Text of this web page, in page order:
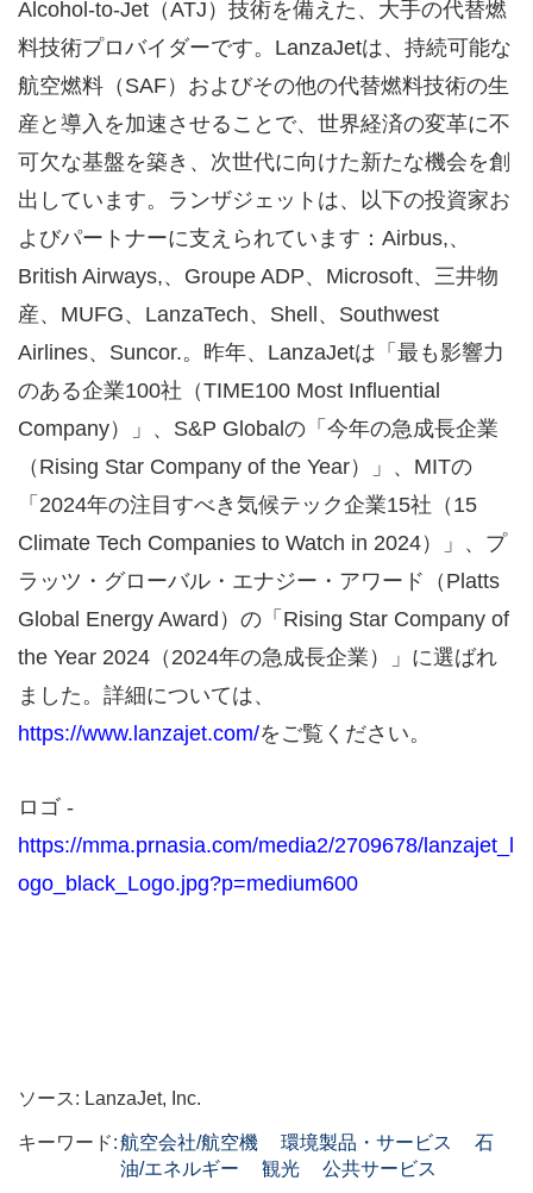
Alcohol-to-Jet（ATJ）技術を備えた、大手の代替燃
料技術プロバイダーです。LanzaJetは、持続可能な
航空燃料（SAF）およびその他の代替燃料技術の生
産と導入を加速させることで、世界経済の変革に不
可欠な基盤を築き、次世代に向けた新たな機会を創
出しています。ランザジェットは、以下の投資家お
よびパートナーに支えられています：Airbus,、
British Airways,、Groupe ADP、Microsoft、三井物
産、MUFG、LanzaTech、Shell、Southwest
Airlines、Suncor.。昨年、LanzaJetは「最も影響力
のある企業100社（TIME100 Most Influential
Company）」、S&P Globalの「今年の急成長企業
（Rising Star Company of the Year）」、MITの
「2024年の注目すべき気候テック企業15社（15
Climate Tech Companies to Watch in 2024）」、プ
ラッツ・グローバル・エナジー・アワード（Platts
Global Energy Award）の「Rising Star Company of
the Year 2024（2024年の急成長企業）」に選ばれ
ました。詳細については、
https://www.lanzajet.com/をご覧ください。
ロゴ -
https://mma.prnasia.com/media2/2709678/lanzajet_l
ogo_black_Logo.jpg?p=medium600
ソース: LanzaJet, Inc.
キーワード:航空会社/航空機 環境製品・サービス
石
油/エネルギー
観光 公共サービス